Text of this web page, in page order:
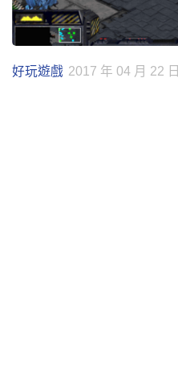
好玩遊戲 2017 年 04 月 22 日